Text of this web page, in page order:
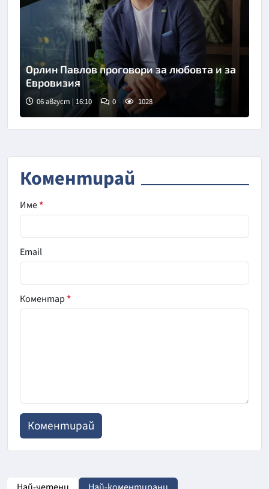
Снимка: БТА
Орлин Павлов проговори за любовта и за
Евровизия
06 август | 16:10 0 1028
Коментирай
Име*
Email
Коментар*